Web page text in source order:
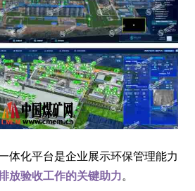
体化平台是企业展示环保管理能力
放验收工作的关键助力。